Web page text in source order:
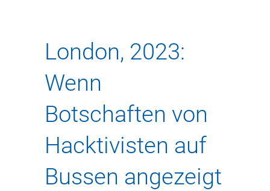
London, 2023:
Wenn
Botschaften von
Hacktivisten auf
Bussen angezeigt